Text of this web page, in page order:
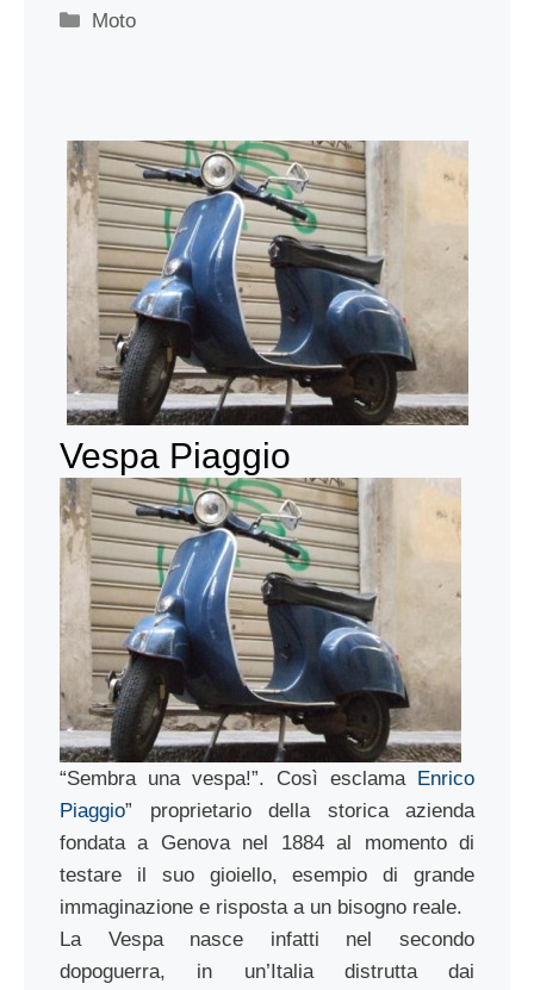
Categorie
Moto
Vespa Piaggio
“Sembra una vespa!”. Così esclama Enrico
Piaggio” proprietario della storica azienda
fondata a Genova nel 1884 al momento di
testare il suo gioiello, esempio di grande
immaginazione e risposta a un bisogno reale.
La Vespa nasce infatti nel secondo
dopoguerra, in un’Italia distrutta dai